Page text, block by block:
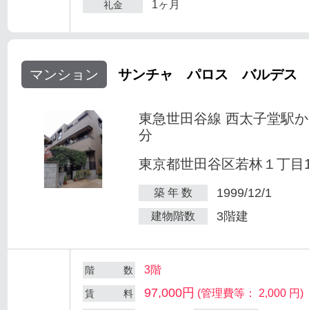
礼金 1ヶ月
マンション サンチャ パロス バルデス
東急世田谷線 西太子堂駅
分
東京都世田谷区若林１丁目
築 年 数 1999/12/1
建物階数 3階建
階 数 3階
賃 料 97,000円 (管理費等： 2,000 円)